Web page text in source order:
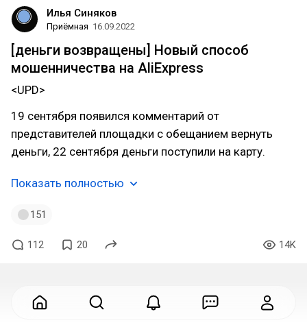
Илья Синяков
Приёмная 16.09.2022
[деньги возвращены] Новый способ
мошенничества на AliExpress
<UPD>
19 сентября появился комментарий от
представителей площадки с обещанием вернуть
деньги, 22 сентября деньги поступили на карту.
Показать полностью
151
112 20 14K